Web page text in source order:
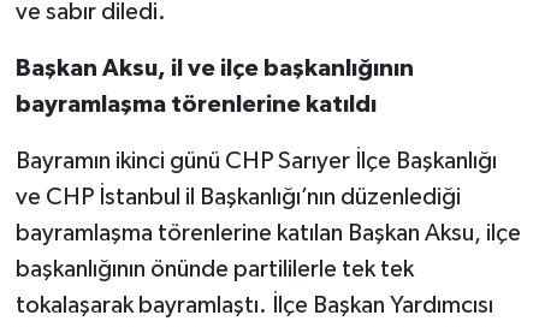
ve sabır diledi.
Başkan Aksu, il ve ilçe başkanlığının
bayramlaşma törenlerine katıldı
Bayramın ikinci günü CHP Sarıyer İlçe Başkanlığı
ve CHP İstanbul il Başkanlığı’nın düzenlediği
bayramlaşma törenlerine katılan Başkan Aksu, ilçe
başkanlığının önünde partililerle tek tek
tokalaşarak bayramlaştı. İlçe Başkan Yardımcısı